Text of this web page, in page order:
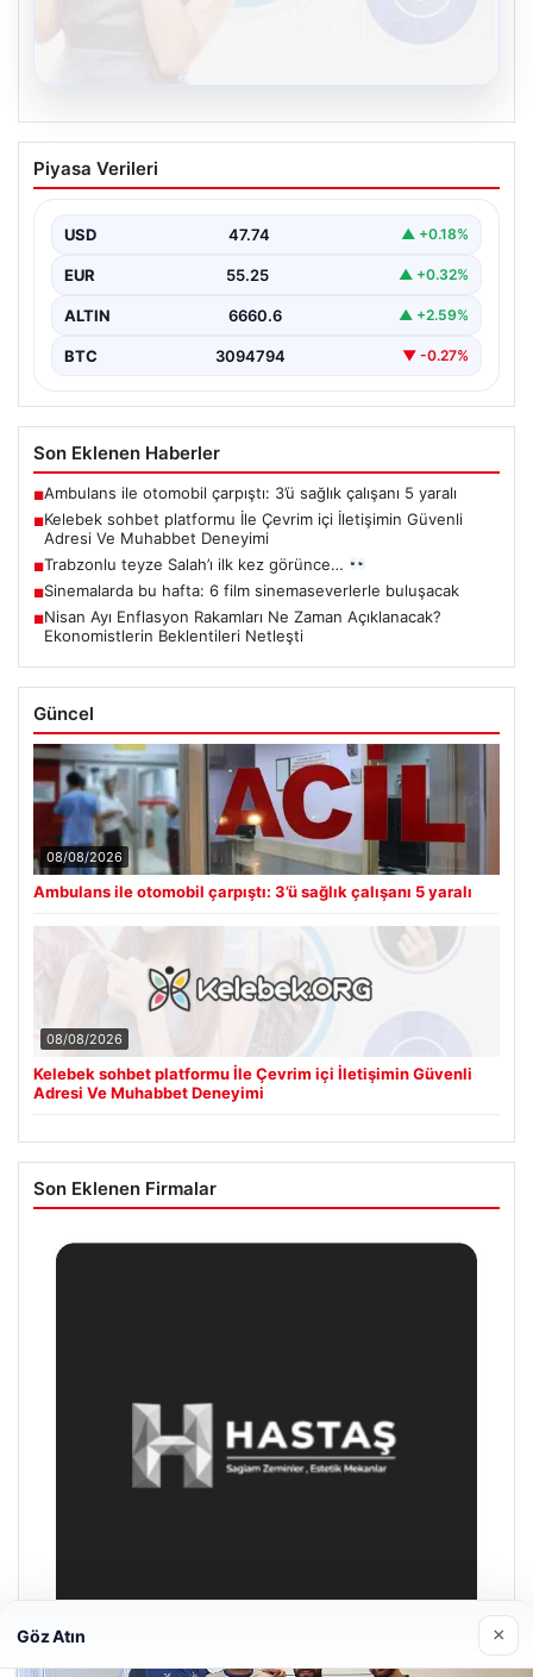
Kelebek sohbet platformu İle Çevrim içi
İletişimin Güvenli Adresi Ve Muhabbet
İnternet dünyasında kullanıcıların güvenli bir biçimde
çeşitli…
Piyasa Verileri
USD 47.74 ▲ +0.18%
EUR 55.25 ▲ +0.32%
ALTIN 6660.6 ▲ +2.59%
BTC 3094794 ▼ -0.27%
Son Eklenen Haberler
■Ambulans ile otomobil çarpıştı: 3’ü sağlık çalışanı 5 yaralı
■Kelebek sohbet platformu İle Çevrim içi İletişimin Güvenli
Adresi Ve Muhabbet Deneyimi
■Trabzonlu teyze Salah’ı ilk kez görünce…
■Sinemalarda bu hafta: 6 film sinemaseverlerle buluşacak
■Nisan Ayı Enflasyon Rakamları Ne Zaman Açıklanacak?
Ekonomistlerin Beklentileri Netleşti
Güncel
08/08/2026
Ambulans ile otomobil çarpıştı: 3’ü sağlık çalışanı 5 yaralı
08/08/2026
Kelebek sohbet platformu İle Çevrim içi İletişimin Güvenli
Adresi Ve Muhabbet Deneyimi
Son Eklenen Firmalar
Göz Atın ×